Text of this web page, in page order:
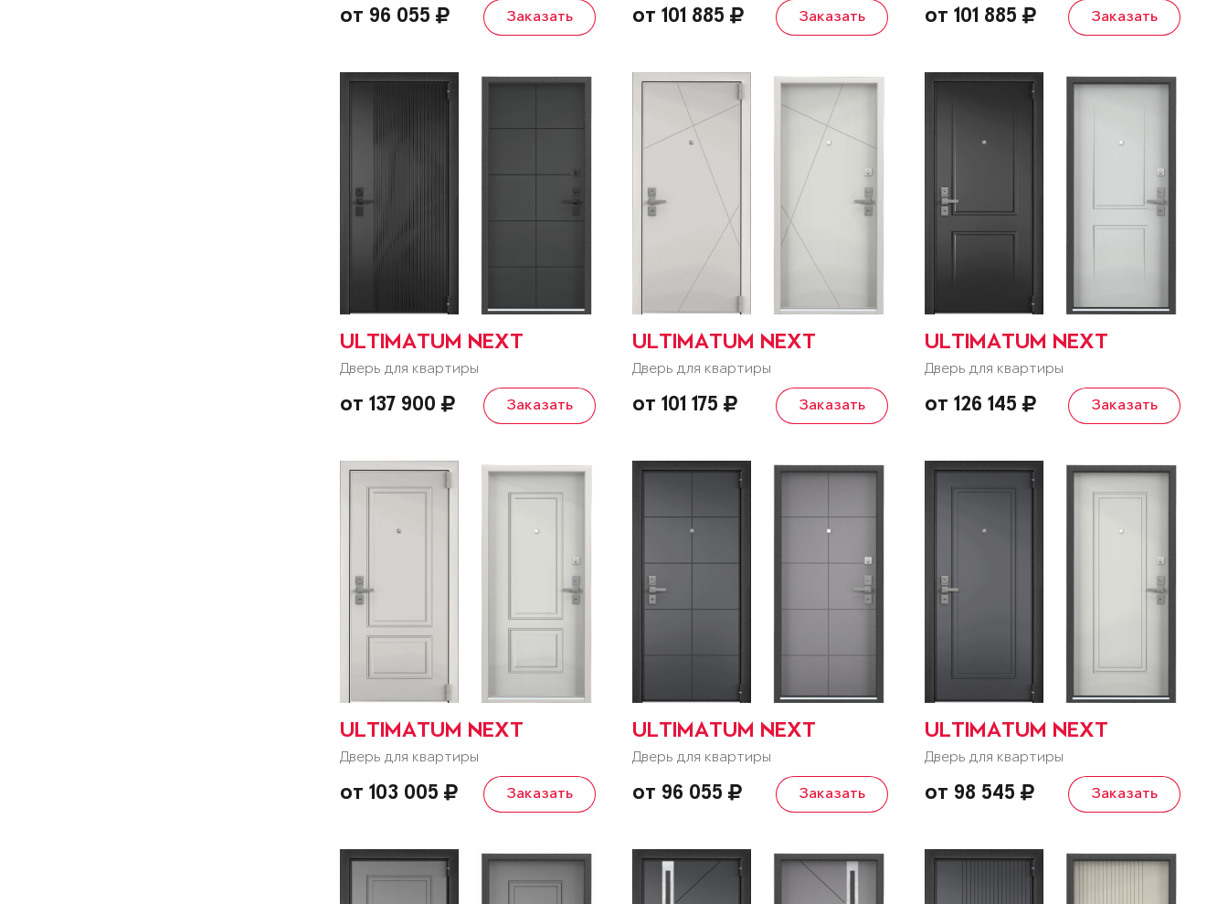
от 96 055 Заказать от 101 885 Заказать от 101 885 Заказать
ULTIMATUM NEXT
Дверь для квартиры
от 137 900 Заказать
ULTIMATUM NEXT
Дверь для квартиры
от 101 175 Заказать
ULTIMATUM NEXT
Дверь для квартиры
от 126 145 Заказать
ULTIMATUM NEXT
Дверь для квартиры
от 103 005 Заказать
ULTIMATUM NEXT
Дверь для квартиры
от 96 055 Заказать
ULTIMATUM NEXT
Дверь для квартиры
от 98 545 Заказать